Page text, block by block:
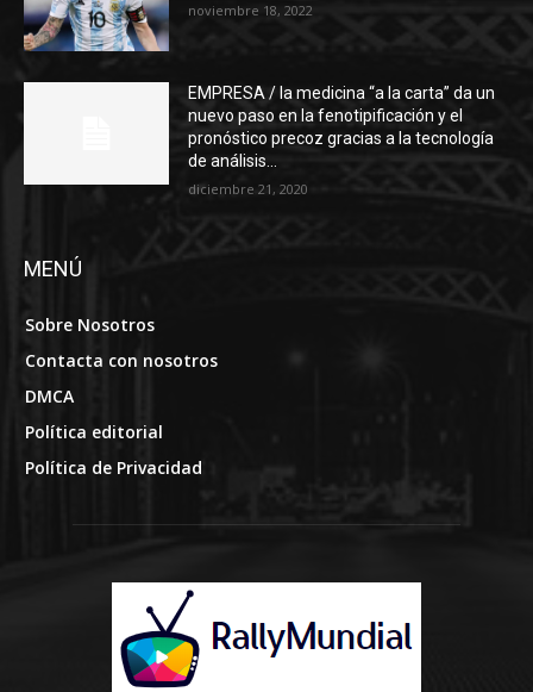
noviembre 18, 2022
EMPRESA / la medicina “a la carta” da un
nuevo paso en la fenotipificación y el
pronóstico precoz gracias a la tecnología
de análisis...
diciembre 21, 2020
MENÚ
Sobre Nosotros
Contacta con nosotros
DMCA
Política editorial
Política de Privacidad